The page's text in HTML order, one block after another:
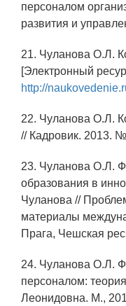
персоналом
развития и
21. Чуланова О.Л.
[Электронный
http://
22. Чуланова О.Л.
// Кадровик. 2013.
23. Чуланова О.Л.
образования в
Чуланова //
материалы
Прага, Чешская
24. Чуланова О.Л.
персоналом:
Леонидовна. М.,